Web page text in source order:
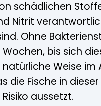
schädlichen
Nitrit
Ohne
bis sich
natürliche Weise im
die Fische in
aussetzt.